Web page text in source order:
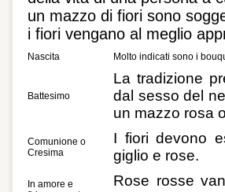
un mazzo di fiori sono
i fiori vengano al meglio
Nascita Molto indicati sono i
Battesimo
La tradizione
dal sesso del
un mazzo rosa
Comunione o
Cresima
I fiori devono
giglio e rose.
In amore e
Rose rosse